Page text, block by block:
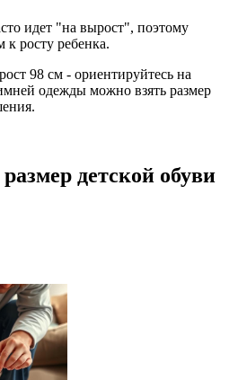
идет "на вырост", поэтому
к росту ребенка.
98 см - ориентируйтесь на
одежды можно взять размер
детской обуви